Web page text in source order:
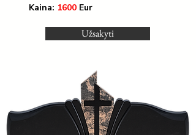
Kaina: 1600 Eur
Užsakyti